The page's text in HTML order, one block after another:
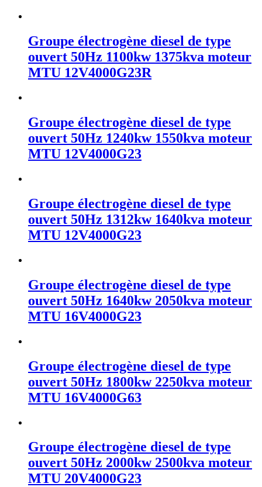
Groupe électrogène diesel de type
ouvert 50Hz 1100kw 1375kva moteur
MTU 12V4000G23R
Groupe électrogène diesel de type
ouvert 50Hz 1240kw 1550kva moteur
MTU 12V4000G23
Groupe électrogène diesel de type
ouvert 50Hz 1312kw 1640kva moteur
MTU 12V4000G23
Groupe électrogène diesel de type
ouvert 50Hz 1640kw 2050kva moteur
MTU 16V4000G23
Groupe électrogène diesel de type
ouvert 50Hz 1800kw 2250kva moteur
MTU 16V4000G63
Groupe électrogène diesel de type
ouvert 50Hz 2000kw 2500kva moteur
MTU 20V4000G23